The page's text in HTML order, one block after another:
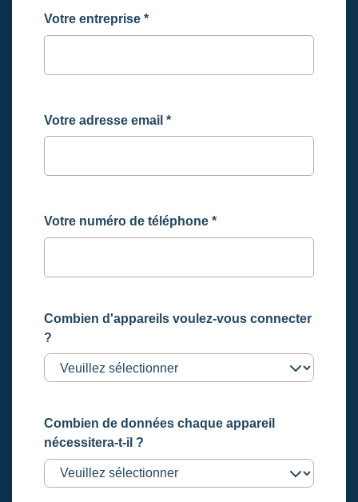
Votre entreprise *
Votre adresse email *
Votre numéro de téléphone *
Combien d'appareils voulez-vous connecter
?
Combien de données chaque appareil
nécessitera-t-il ?